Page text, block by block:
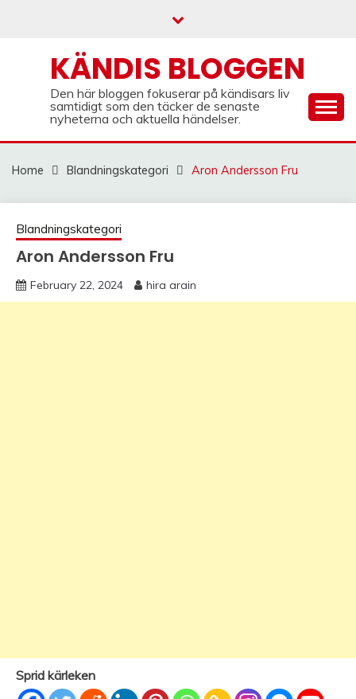
KÄNDIS BLOGGEN
Den här bloggen fokuserar på kändisars liv
samtidigt som den täcker de senaste
nyheterna och aktuella händelser.
Home Blandningskategori Aron Andersson Fru
Blandningskategori
Aron Andersson Fru
February 22, 2024 hira arain
Sprid kärleken